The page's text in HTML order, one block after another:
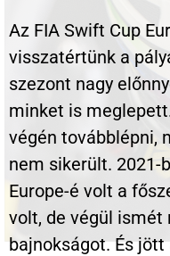
Az FIA Swift Cup
visszatértünk a
szezont nagy
minket is
végén továbblépni,
nem sikerült. 2021-
Europe-é volt a
volt, de végül ismét
bajnokságot. És